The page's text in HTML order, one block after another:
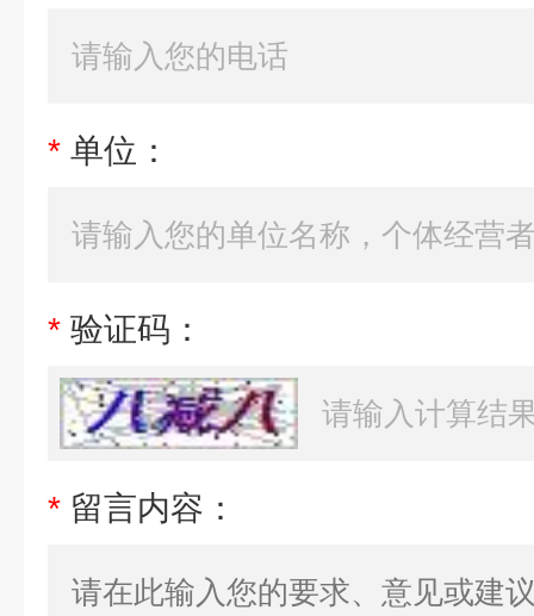
* 单位：
* 验证码：
* 留言内容：